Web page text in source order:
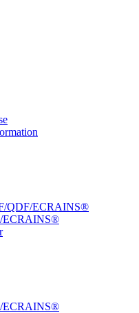
QDF/ECRAINS®
ECRAINS®
ECRAINS®